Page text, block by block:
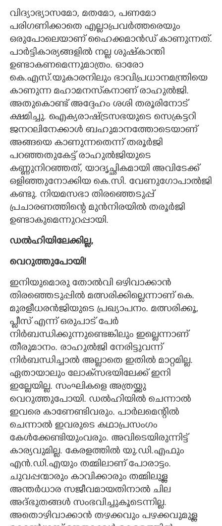
വിദ്യാഭ്യാസമോ, മതമോ, പണമോ
പരിഗണിക്കാതെ എല്ലാപ്രവർത്തരെയും
ഒരുപോലെയാണ് ഹൈക്കമാൻഡ് കാണുന്നത്.
പാർട്ടികാര്യങ്ങളിൽ നല്ല ശുഷ്‌കാന്തി
ഉണ്ടാകണമെന്നുമാത്രം. ഓരോ
കെ.എസ്.യുകാരനിലും ഭാവിപ്രധാനമന്ത്രിയെ
കാണുന്ന മഹാമനസ്‌കനാണ് രാഹുൽജി.
അതുകൊണ്ട് അദ്ദേഹം ശശി തരൂരിനോട്
ക്ഷമിച്ചു. ഐക്യരാഷ്ട്രസഭയുടെ സെക്രട്ടറി
ജനറലിനേക്കാൾ ബഹുമാനത്തോടെയാണ്
അങ്ങയെ കാണുന്നതെന്ന് തരൂർജി
പറഞ്ഞതുകേട്ട് രാഹുൽജിയുടെ
കണ്ണുനിറഞ്ഞത്, യാദൃച്ഛികമായി അവിടേക്ക്
ഒളിഞ്ഞുനോക്കിയ കെ.സി. വേണുഗോപാൽജി
കണ്ടു. നിയമസഭാ തിരഞ്ഞെടുപ്പ്
പ്രചാരണത്തിന്റെ മുൻനിരയിൽ തരൂർജി
ഉണ്ടാകുമെന്നുറപ്പായി.
ഡൽഹിയിലേക്കില്ല,
വെറുത്തുപോയി!
ഇനിയുമൊരു തോൽവി ഒഴിവാക്കാൻ
തിരഞ്ഞെടുപ്പിൽ മത്സരിക്കില്ലെന്നാണ് കെ.
മുരളീധരൻജിയുടെ പ്രഖ്യാപനം. മത്സരിക്കൂ,
പ്ലീസ് എന്ന് ഒരുപാട് പേർ
നിർബന്ധിക്കുന്നുണ്ടെങ്കിലും ഇല്ലെന്നാണ്
തീരുമാനം. രാഹുൽജി നേരിട്ടുവന്ന്
നിർബന്ധിച്ചാൽ അല്ലാതെ ഇതിൽ മാറ്റമില്ല.
ഏതായാലും ലോക്‌സഭയിലേക്ക് ഇനി
ഇല്ലേയില്ല. സംഘികളെ അത്രയ്ക്കു
വെറുത്തുപോയി. ഡൽഹിയിൽ ചെന്നാൽ
ഇവരെ കാണേണ്ടിവരും. പാർലമെന്റിൽ
ചെന്നാൽ ഇവരുടെ കഥാപ്രസംഗം
കേൾക്കേണ്ടിയുംവരും. അവിടെയിരുന്നിട്ട്
കാര്യവുമില്ല. കേരളത്തിൽ യു.ഡി.എഫും
എൻ.ഡി.എയും തമ്മിലാണ് പോരാട്ടം.
ചുവപ്പന്മാരും കാവിക്കാരും തമ്മിലുള്ള
അന്തർധാര സജീവമായതിനാൽ ചില
അദ്ഭുതങ്ങൾ സംഭവിച്ചുകൂടെന്നില്ല.
അതൊഴിവാക്കാൻ തഴക്കവും പഴക്കവുമുള്ള